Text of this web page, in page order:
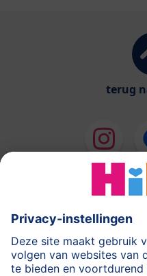
terug
HiPP
HiPP tijdens
Privacyverklaring